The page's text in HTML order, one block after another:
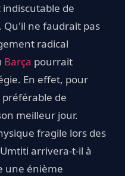
de
Qu'il ne faudrait pas
radical
Barça pourrait
En effet, pour
de
meilleur jour.
fragile lors des
arrivera-t-il à
une énième